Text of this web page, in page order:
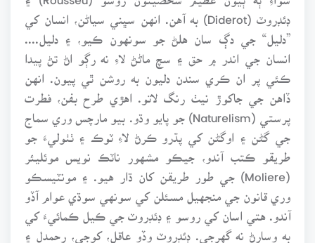
ڊئڊروٽ (Diderot) به آهن. انهن سڀني سياڻن، انسان کي
”دليل“ جي دڳ سان هلڻ جو سونهون ڪيو، ۽ دليل....
انسان جي اندر ۾ حق ۽ سچ ماڻڻ لاءِ نه رڳو اڻ تڻ پيدا
ڪئي پر ان ڪري سندن دليون به روشن ٿي پيون. انهن
ڏاهن جي جاکوڙ نيٺ رنگ لاتو. اهڙي طرح بفن، فطرت
پرستي (Naturelism) جو پايو وڌو. بيو مارچس وري سماج
جي گڻن ۽ اوگڻن کي پڌرو ڪرڻ لاءِ ٽوڪ ۽ ٺٺوليءَ جو
طريقو ڪتب آندو، جيڪو مشهور ناٽڪ نويس موئليئر
(Moliere) جي طور طريقن کان ڌار هيو. ۽ مونٽيسڪو
وري قانون جي منجهيل مسئلن کي سونهي سوڌي عوام آڏو
آندو. هتي اسان کي روسو ۽ ڊئڊروٽ جي ڪيل ڪمائيءَ کي
به وسارڻ نه گهرجي. ڊئڊروٽ وڏو عاقل، کوجي، رحمدل ۽